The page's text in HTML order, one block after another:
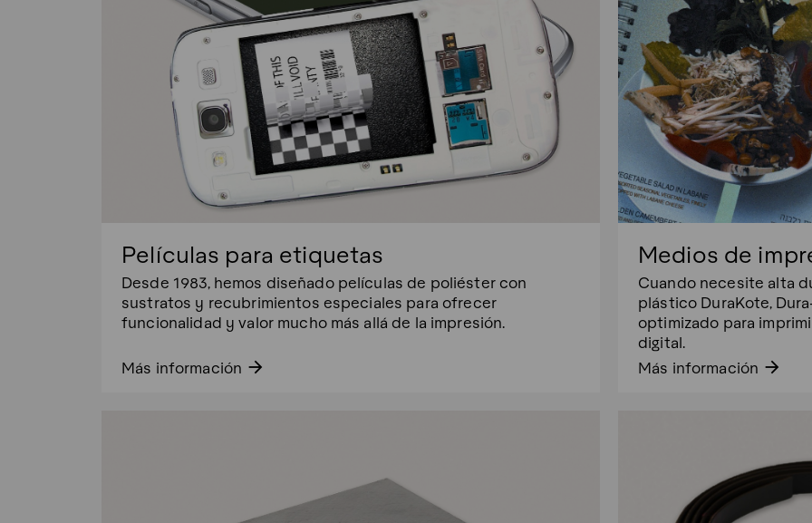
Películas para etiquetas
Desde 1983, hemos diseñado películas de poliéster con
sustratos y recubrimientos especiales para ofrecer
funcionalidad y valor mucho más allá de la impresión.
Más información arrow_forward
Medios de
Cuando necesite alta
plástico DuraKote,
optimizado para
digital.
Más información arrow_forward